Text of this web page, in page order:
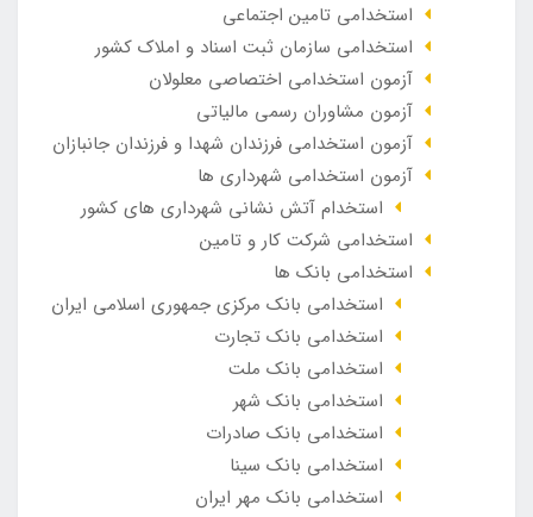
استخدامی تامین اجتماعی
استخدامی سازمان ثبت اسناد و املاک کشور
آزمون استخدامی اختصاصی معلولان
آزمون مشاوران رسمی مالیاتی
آزمون استخدامی فرزندان شهدا و فرزندان جانبازان
آزمون استخدامی شهرداری ها
استخدام آتش نشانی شهرداری های کشور
استخدامی شرکت کار و تامین
استخدامی بانک ها
استخدامی بانک مرکزی جمهوری اسلامی ایران
استخدامی بانک تجارت
استخدامی بانک ملت
استخدامی بانک شهر
استخدامی بانک صادرات
استخدامی بانک سینا
استخدامی بانک مهر ایران